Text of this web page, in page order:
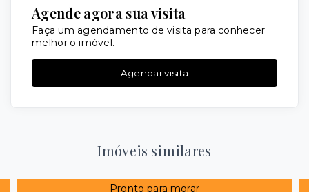
Agende agora sua visita
Faça um agendamento de visita para conhecer
melhor o imóvel.
Agendar visita
Imóveis similares
Pronto para morar